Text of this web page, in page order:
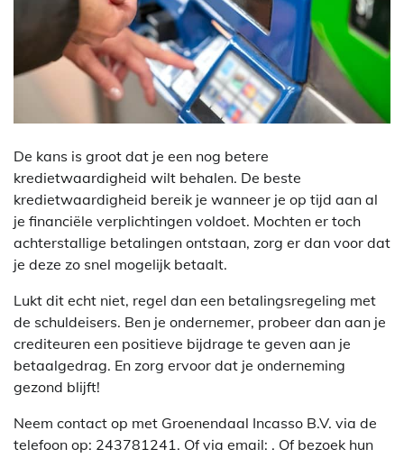
De kans is groot dat je een nog betere
kredietwaardigheid wilt behalen. De beste
kredietwaardigheid bereik je wanneer je op tijd aan al
je financiële verplichtingen voldoet. Mochten er toch
achterstallige betalingen ontstaan, zorg er dan voor dat
je deze zo snel mogelijk betaalt.
Lukt dit echt niet, regel dan een betalingsregeling met
de schuldeisers. Ben je ondernemer, probeer dan aan je
crediteuren een positieve bijdrage te geven aan je
betaalgedrag. En zorg ervoor dat je onderneming
gezond blijft!
Neem contact op met Groenendaal Incasso B.V. via de
telefoon op: 243781241. Of via email: . Of bezoek hun